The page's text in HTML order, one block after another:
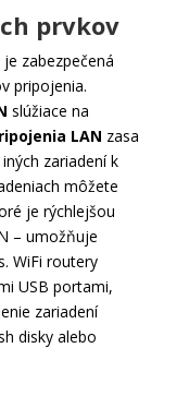
prvkov
zabezpečená
pripojenia.
slúžiace na
LAN zasa
zariadení k
môžete
je rýchlejšou
– umožňuje
WiFi routery
USB portami,
zariadení
disky alebo